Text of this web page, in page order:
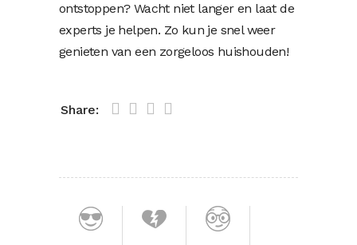
ontstoppen? Wacht niet langer en laat de
experts je helpen. Zo kun je snel weer
genieten van een zorgeloos huishouden!
Share: